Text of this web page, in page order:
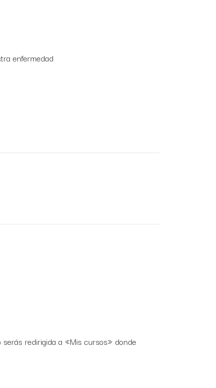
enfermedad
redirigida a «Mis cursos» donde